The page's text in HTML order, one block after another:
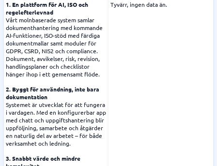
1. En plattform för AI, ISO och
regelefterlevnad
Vårt molnbaserade system samlar
dokumenthantering med kommande
AI-funktioner, ISO-stöd med färdiga
dokumentmallar samt moduler för
GDPR, CSRD, NIS2 och compliance.
Dokument, avvikelser, risk, revision,
handlingsplaner och checklistor
hänger ihop i ett gemensamt flöde.
2. Byggt för användning, inte bara
dokumentation
Systemet är utvecklat för att fungera
i vardagen. Med en konfigurerbar app
med chatt och uppgiftshantering blir
uppföljning, samarbete och åtgärder
en naturlig del av arbetet – för både
verksamhet och ledning.
3. Snabbt värde och mindre
Tyvärr, ingen data än.